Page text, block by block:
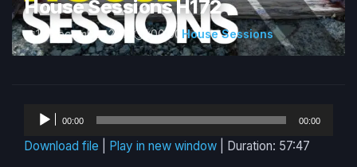
House Sessions H172
15 December 2014 1:00:00 House Sessions
Audio
00:00 00:00
Download file Play in new window
Duration: 57:47